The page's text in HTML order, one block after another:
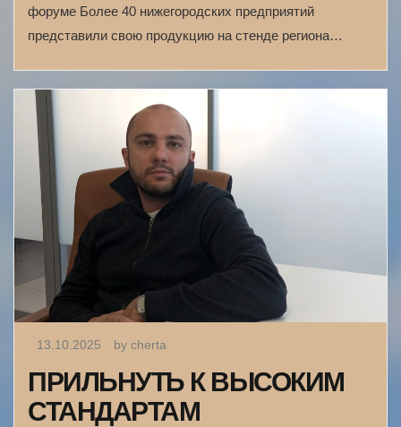
форуме Более 40 нижегородских предприятий
представили свою продукцию на стенде региона…
13.10.2025 by cherta
ПРИЛЬНУТЬ К ВЫСОКИМ
СТАНДАРТАМ